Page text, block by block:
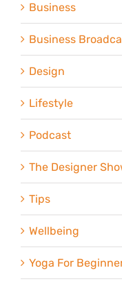
Business
Business
Design
Lifestyle
Podcast
The Designer
Tips
Wellbeing
Yoga For